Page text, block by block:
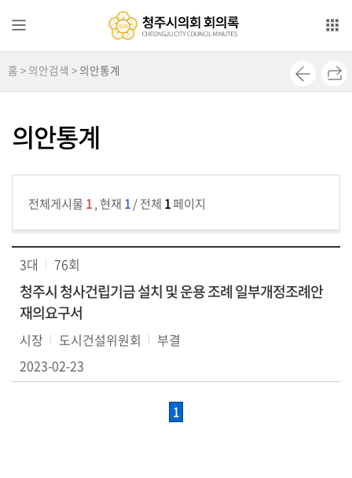
본문으로 바로가기
메인메뉴 바로가기
전
자
의
록
상
회
의
록
의
안
검
색
홈 > 의안검색 > 의안통계
의안통계
전체게시물 1, 현재 1/ 전체 1페이지
3대 76회
청주시 청사건립기금 설치 및 운용 조례 일부개정조례안
재의요구서
시장 도시건설위원회
부결
2023-02-23
1